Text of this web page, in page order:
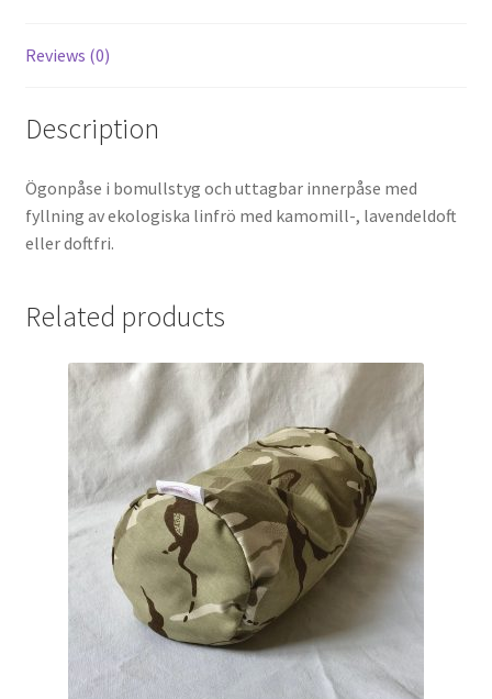
Reviews (0)
Description
Ögonpåse i bomullstyg och uttagbar innerpåse med
fyllning av ekologiska linfrö med kamomill-, lavendeldoft
eller doftfri.
Related products